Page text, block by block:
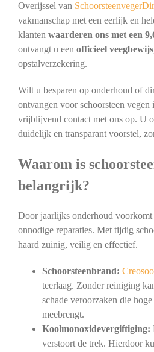
Overijssel van
vakmanschap met een eerlijk en
klanten waarderen ons met een
ontvangt u een officieel veegbewijs
opstalverzekering.
Wilt u besparen op onderhoud of
ontvangen voor schoorsteen
vrijblijvend contact met ons op. U
duidelijk en transparant voorstel,
Waarom is
belangrijk?
Door jaarlijks onderhoud voorkomt
onnodige reparaties. Met tijdig
haard zuinig, veilig en effectief.
Schoorsteenbrand:
teerlaag. Zonder reiniging
schade veroorzaken die
meebrengt.
Koolmonoxidevergiftiging:
verstoort de trek. Hierdoor